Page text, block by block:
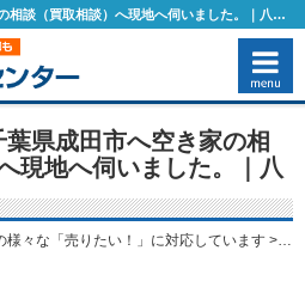
2025.1.30日｜千葉県成田市へ空き家の相談（買取相談）へ現地へ伺いました。｜八王子本社 – 空き家・相続物件の売却なら1都3県（東京・千葉・埼玉・神奈川）に対応のマトリックストラスト
県成田市へ空き家の相
現地へ伺いました。｜八
様々な「売りたい！」に対応しています >